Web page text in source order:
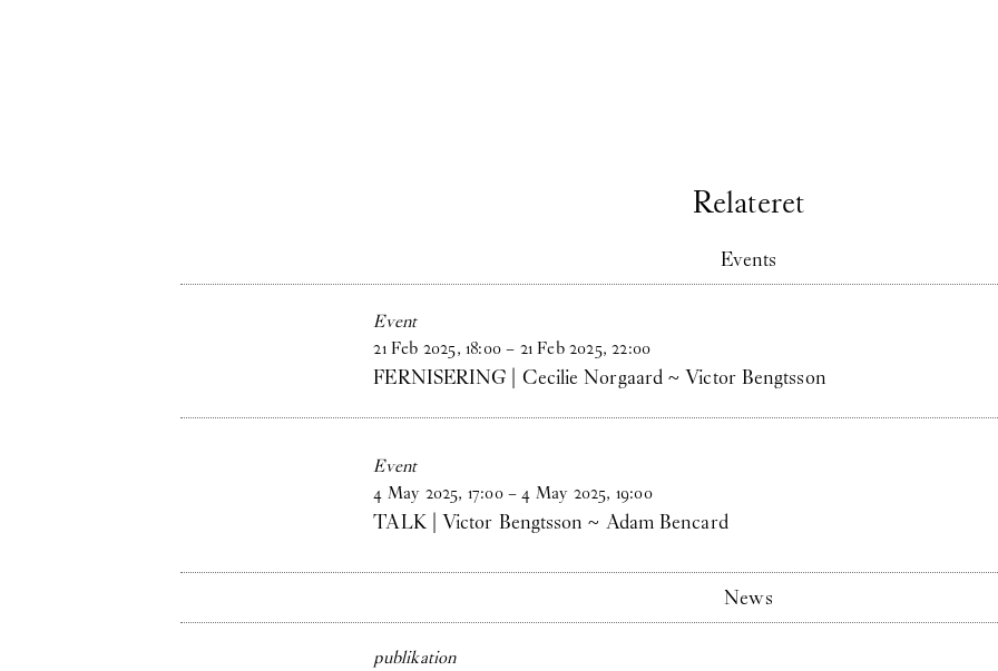
Relateret
Events
Event
21 Feb 2025, 18:00– 21 Feb 2025,22:00
FERNISERING | Cecilie Norgaard ~ Victor Bengtsson
Event
4 May 2025, 17:00–4 May 2025, 19:00
TALK | Victor Bengtsson ~ Adam Bencard
News
publikation